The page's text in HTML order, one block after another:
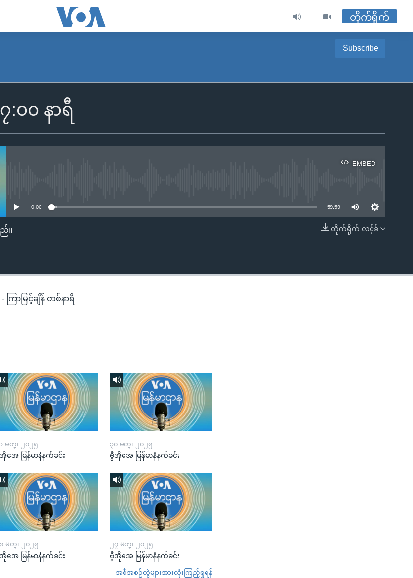
တိုက်ရိုက်
Subscribe
Apple Podcasts
Spotify
:၀၀ နာရီ
EMBED
EMBED
0:00 59:59
တိုက်ရိုက် လင့်ခ်
။
ြာမြင့်ချိန် တစ်နာရီ
မတ္၊ ၂၀၂၅
အေ မြန်မာနံနက်ခင်း
၃၀ မတ္၊ ၂၀၂၅
ဗွီအိုအေ မြန်မာနံနက်ခင်း
၈ မတ္၊ ၂၀၂၅
အေ မြန်မာနံနက်ခင်း
၂၇ မတ္၊ ၂၀၂၅
ဗွီအိုအေ မြန်မာနံနက်ခင်း
အစီအစဉ်တွဲများအားလုံးကြည့်ရှုရန်